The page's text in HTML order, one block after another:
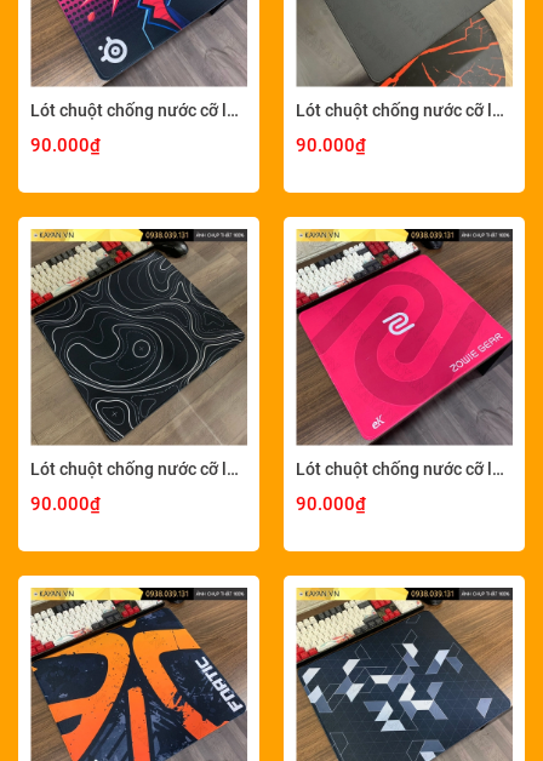
Lót chuột chống nước cỡ lớn 45x40cm dày 4mm M-04-45X40-4MM
90.000₫
Lót chuột chống nước cỡ lớn 45x40cm dày 4mm BLACK-45X40-4MM
90.000₫
Lót chuột chống nước cỡ lớn 45x40cm dày 4mm MINIMAL-13-45X40-4MM
90.000₫
Lót chuột chống nước cỡ lớn 45x40cm dày 4mm M-13-45X40-4MM
90.000₫